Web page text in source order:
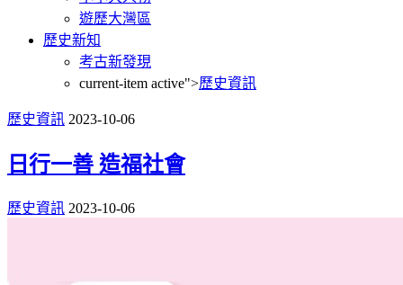
遊歷大灣區
歷史新知
考古新發現
current-item active">歷史資訊
歷史資訊 2023-10-06
日行一善 造福社會
歷史資訊 2023-10-06